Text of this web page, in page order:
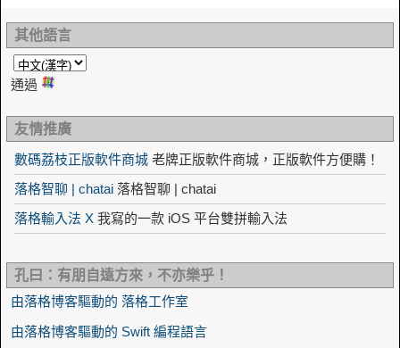
其他語言
通過
友情推廣
數碼荔枝正版軟件商城 老牌正版軟件商城，正版軟件方便購！
落格智聊 | chatai 落格智聊 | chatai
落格輸入法 X 我寫的一款 iOS 平台雙拼輸入法
孔曰：有朋自遠方來，不亦樂乎！
由落格博客驅動的 落格工作室
由落格博客驅動的 Swift 編程語言